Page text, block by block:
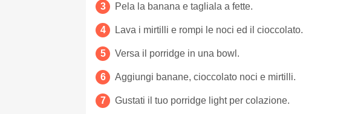
Pela la banana e tagliala a fette.
Lava i mirtilli e rompi le noci ed il cioccolato.
Versa il porridge in una bowl.
Aggiungi banane, cioccolato noci e mirtilli.
Gustati il tuo porridge light per colazione.